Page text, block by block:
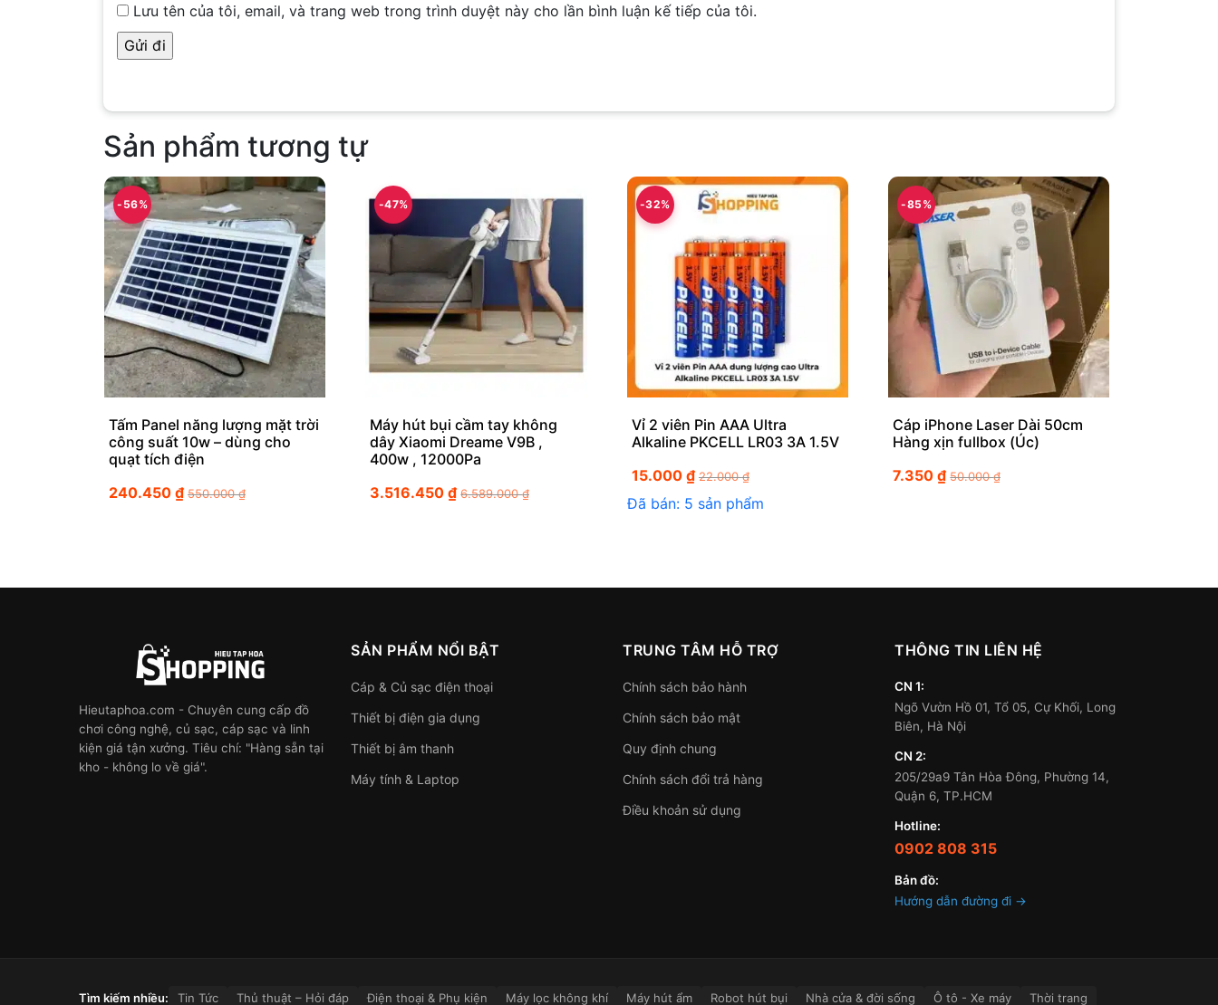
Lưu tên của tôi, email, và trang web trong trình duyệt này cho lần bình luận kế tiếp của tôi.
Sản phẩm tương tự
-56%
Tấm Panel năng lượng mặt trời
công suất 10w – dùng cho
quạt tích điện
240.450 ₫ 550.000₫
-47%
Máy hút bụi cầm tay không
dây Xiaomi Dreame V9B ,
400w , 12000Pa
3.516.450₫ 6.589.000₫
-32%
Vỉ 2 viên Pin AAA Ultra
Alkaline PKCELL LR03 3A 1.5V
15.000 ₫ 22.000₫
Đã bán: 5 sản phẩm
-85%
Cáp iPhone Laser Dài 50cm
Hàng xịn fullbox (Úc)
7.350₫ 50.000₫
Hieutaphoa.com - Chuyên cung cấp đồ
chơi công nghệ, củ sạc, cáp sạc và linh
kiện giá tận xưởng. Tiêu chí: "Hàng sẵn tại
kho - không lo về giá".
SẢN PHẨM NỔI BẬT
Cáp & Củ sạc điện thoại
Thiết bị điện gia dụng
Thiết bị âm thanh
Máy tính & Laptop
TRUNG TÂM HỖ TRỢ
Chính sách bảo hành
Chính sách bảo mật
Quy định chung
Chính sách đổi trả hàng
Điều khoản sử dụng
THÔNG TIN LIÊN HỆ
CN 1:
Ngõ Vườn Hồ 01, Tổ 05, Cự Khối, Long
Biên, Hà Nội
CN 2:
205/29a9 Tân Hòa Đông, Phường 14,
Quận 6, TP.HCM
Hotline:
0902 808 315
Bản đồ:
Hướng dẫn đường đi →
Tìm kiếm nhiều: Tin Tức Thủ thuật – Hỏi đáp Điện thoại & Phụ kiện Máy lọc không khí Máy hút ẩm Robot hút bụi Nhà cửa & đời sống Ô tô - Xe máy Thời trang